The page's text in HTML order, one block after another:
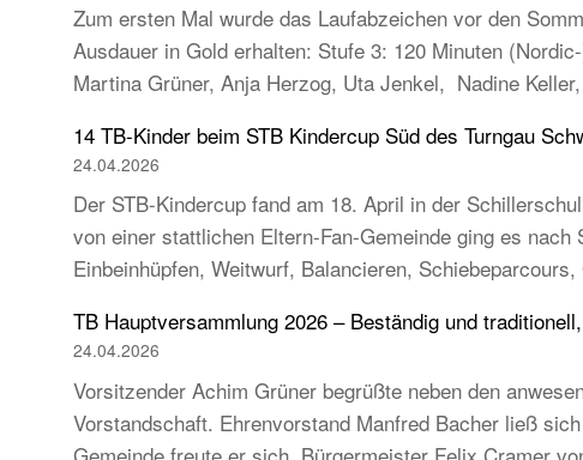
Zum ersten Mal wurde das Laufabzeichen vor den
Ausdauer in Gold erhalten: Stufe 3: 120 Minuten
Martina Grüner, Anja Herzog, Uta Jenkel, Nadine
14 TB-Kinder beim STB Kindercup Süd des Turngau
24.04.2026
Der STB-Kindercup fand am 18. April in der
von einer stattlichen Eltern-Fan-Gemeinde ging es
Einbeinhüpfen, Weitwurf, Balancieren,
TB Hauptversammlung 2026 – Beständig und
24.04.2026
Vorsitzender Achim Grüner begrüßte neben den
Vorstandschaft. Ehrenvorstand Manfred Bacher ließ